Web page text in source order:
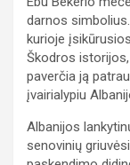
darnos
kurioje
Škodros
paverčia ją
įvairialypiu
Albanijos
senovinių